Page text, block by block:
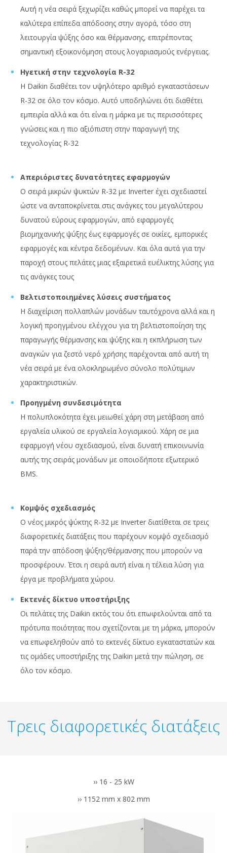
Αυτή η νέα σειρά ξεχωρίζει καθώς μπορεί να παρέχει τα
καλύτερα επίπεδα απόδοσης στην αγορά, τόσο στη
λειτουργία ψύξης όσο και θέρμανσης, επιτρέποντας
σημαντική εξοικονόμηση στους λογαριασμούς ενέργειας.
Ηγετική στην τεχνολογία R-32
Η Daikin διαθέτει τον υψηλότερο αριθμό εγκαταστάσεων
R-32 σε όλο τον κόσμο. Αυτό υποδηλώνει ότι διαθέτει
εμπειρία αλλά και ότι είναι η μάρκα με τις περισσότερες
γνώσεις και η πιο αξιόπιστη στην παραγωγή της
τεχνολογίας R-32
Απεριόριστες δυνατότητες εφαρμογών
Ο σειρά μικρών ψυκτών R-32 με Inverter έχει σχεδιαστεί
ώστε να ανταποκρίνεται στις ανάγκες του μεγαλύτερου
δυνατού εύρους εφαρμογών, από εφαρμογές
βιομηχανικής ψύξης έως εφαρμογές σε οικίες, εμπορικές
εφαρμογές και κέντρα δεδομένων. Και όλα αυτά για την
παροχή στους πελάτες μιας εξαιρετικά ευέλικτης λύσης για
τις ανάγκες τους
Βελτιστοποιημένες λύσεις συστήματος
Η διαχείριση πολλαπλών μονάδων ταυτόχρονα αλλά και η
λογική προηγμένου ελέγχου για τη βελτιστοποίηση της
παραγωγής θέρμανσης και ψύξης και η εκπλήρωση των
αναγκών για ζεστό νερό χρήσης παρέχονται από αυτή τη
νέα σειρά με ένα ολοκληρωμένο σύνολο πολύτιμων
χαρακτηριστικών.
Προηγμένη συνδεσιμότητα
Η πολυπλοκότητα έχει μειωθεί χάρη στη μετάβαση από
εργαλεία υλικού σε εργαλεία λογισμικού. Χάρη σε μια
εφαρμογή νέου σχεδιασμού, είναι δυνατή επικοινωνία
αυτής της σειράς μονάδων με οποιοδήποτε εξωτερικό
BMS.
Κομψός σχεδιασμός
Ο νέος μικρός ψύκτης R-32 με Inverter διατίθεται σε τρεις
διαφορετικές διατάξεις που παρέχουν κομψό σχεδιασμό
παρά την απόδοση ψύξης/θέρμανσης που μπορούν να
προσφέρουν. Έτσι η σειρά αυτή είναι η τέλεια λύση για
έργα με προβλήματα χώρου.
Εκτενές δίκτυο υποστήριξης
Οι πελάτες της Daikin εκτός του ότι επωφελούνται από τα
πρότυπα ποιότητας που σχετίζονται με τη μάρκα, μπορούν
να επωφεληθούν από το εκτενές δίκτυο εγκαταστατών και
τις ομάδες υποστήριξης της Daikin μετά την πώληση, σε
όλο τον κόσμο.
Τρεις διαφορετικές διατάξεις
›› 16 - 25 kW
›› 1152 mm x 802 mm